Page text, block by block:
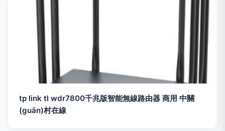
tp link tl wdr7800千兆版智能無線路由器 商用 中關
(guān)村在線